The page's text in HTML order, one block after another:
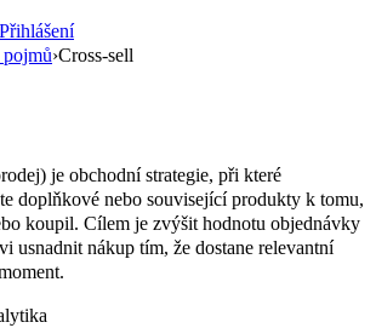
Přihlášení
›Cross-sell
je obchodní strategie, při které
doplňkové nebo související produkty k tomu,
koupil. Cílem je zvýšit hodnotu objednávky
usnadnit nákup tím, že dostane relevantní